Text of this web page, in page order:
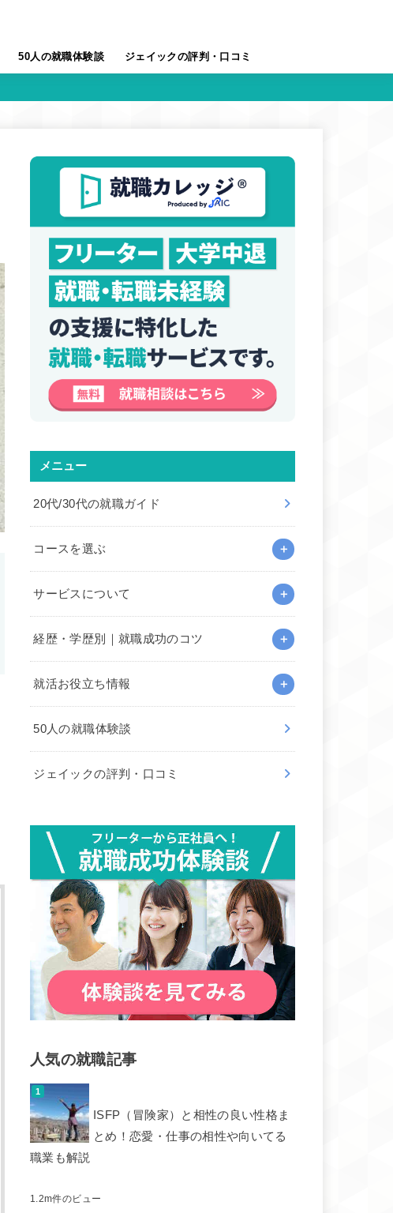
50人の就職体験談 ジェイックの評判・口コミ
メニュー
20代/30代の就職ガイド
コースを選ぶ
サービスについて
経歴・学歴別｜就職成功のコツ
就活お役立ち情報
50人の就職体験談
ジェイックの評判・口コミ
人気の就職記事
ISFP（冒険家）と相性の良い性格ま
とめ！恋愛・仕事の相性や向いてる
職業も解説
1.2m件のビュー